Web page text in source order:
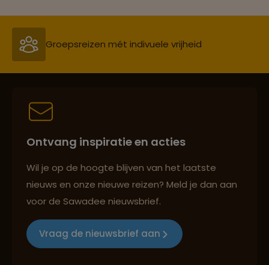
Groepsreizen mét indivuele vrijheid
Persoonlijk en deskundig reisadvies
Reizen met oog voor mens, cultuur en milieu
Ontvang inspiratie en acties
Wil je op de hoogte blijven van het laatste
nieuws en onze nieuwe reizen? Meld je dan aan
voor de Sawadee nieuwsbrief.
Vraag de nieuwsbrief aan